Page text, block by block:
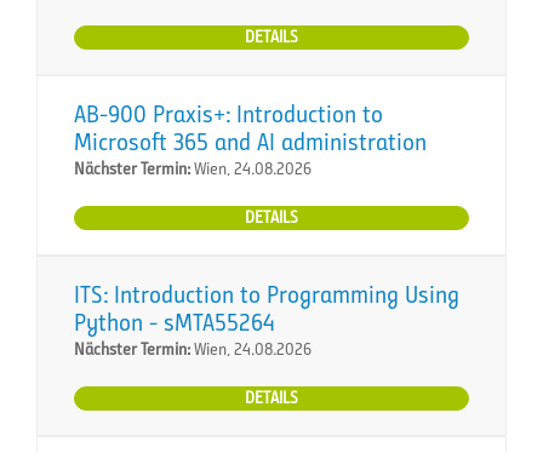
DETAILS
AB-900 Praxis+: Introduction to
Microsoft 365 and AI administration
Nächster Termin:Wien, 24.08.2026
DETAILS
ITS: Introduction to Programming Using
Python - sMTA55264
Nächster Termin:Wien, 24.08.2026
DETAILS